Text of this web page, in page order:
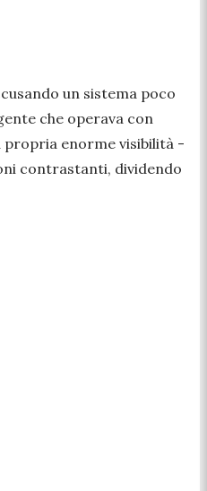
un sistema poco
che operava con
propria enorme visibilità -
contrastanti, dividendo